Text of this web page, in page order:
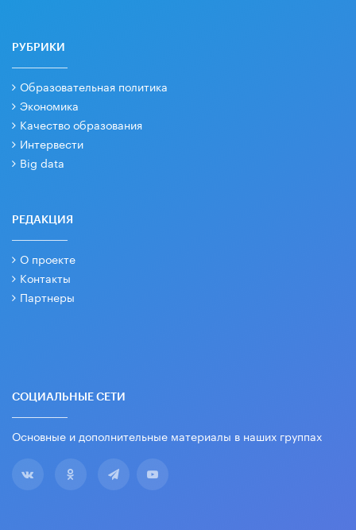
РУБРИКИ
Образовательная политика
Экономика
Качество образования
Интервести
Big data
РЕДАКЦИЯ
О проекте
Контакты
Партнеры
СОЦИАЛЬНЫЕ СЕТИ
Основные и дополнительные материалы в наших группах